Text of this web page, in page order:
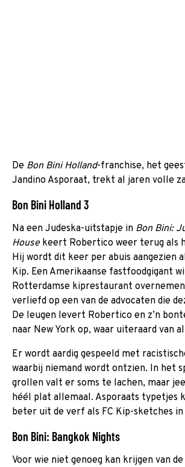
De Bon Bini Holland-franchise, het
Jandino Asporaat, trekt al jaren volle
Bon Bini Holland 3
Na een Judeska-uitstapje in Bon Bini:
Housekeert Robertico weer terug als
Hij wordt dit keer per abuis aangezien
Kip. Een Amerikaanse fastfoodgigant
Rotterdamse kiprestaurant
verliefd op een van de advocaten die
De leugen levert Robertico en z’n
naar New York op, waar uiteraard van
Er wordt aardig gespeeld met
waarbij niemand wordt ontzien. In het
grollen valt er soms te lachen, maar
héél plat allemaal. Asporaats typetjes
beter uit de verf als FC Kip-sketches in
Bon Bini: Bangkok Nights
Voor wie niet genoeg kan krijgen van de